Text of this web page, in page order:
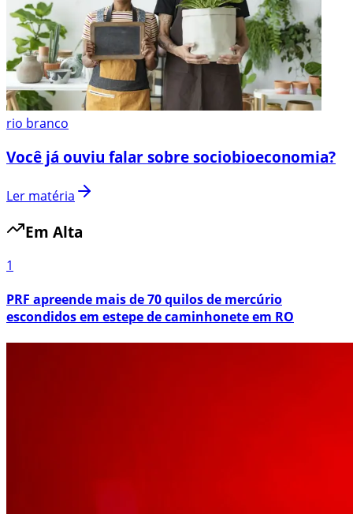
rio branco
Você já ouviu falar sobre sociobioeconomia?
Ler matéria
Em Alta
1
PRF apreende mais de 70 quilos de mercúrio
escondidos em estepe de caminhonete em RO